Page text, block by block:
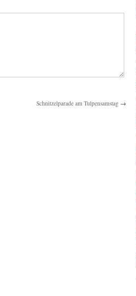
Schnitzelparade am Tulpensamstag →